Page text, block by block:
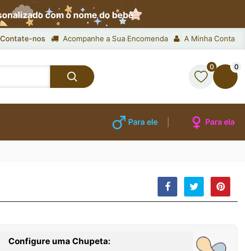
com o nome do bebê
Contate-nos Acompanhe a Sua Encomenda A Minha Conta
0 0
Para ele Para ela
Configure uma Chupeta: